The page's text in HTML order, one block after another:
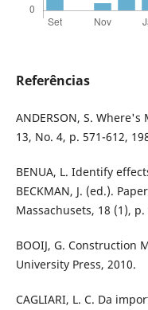
Referências
ANDERSON, S.
13, No. 4, p. 571-612,
BENUA, L. Identify
BECKMAN, J. (ed.).
Massachusets, 18 (1), p.
BOOIJ, G. Construction
University Press, 2010.
CAGLIARI, L. C. Da